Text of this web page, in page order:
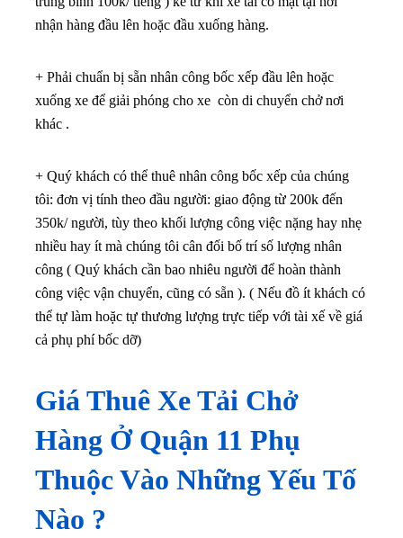
nhận hàng đầu lên hoặc đầu xuống hàng.
+ Phải chuẩn bị sẵn nhân công bốc xếp đầu lên hoặc
xuống xe để giải phóng cho xe còn di chuyển chở nơi
khác .
+ Quý khách có thể thuê nhân công bốc xếp của chúng
tôi: đơn vị tính theo đầu người: giao động từ 200k đến
350k/ người, tùy theo khối lượng công việc nặng hay nhẹ
nhiều hay ít mà chúng tôi cân đối bố trí số lượng nhân
công ( Quý khách cần bao nhiêu người để hoàn thành
công việc vận chuyển, cũng có sẵn ). ( Nếu đồ ít khách có
thể tự làm hoặc tự thương lượng trực tiếp với tài xế về giá
cả phụ phí bốc dỡ)
Giá Thuê Xe Tải Chở
Hàng Ở Quận 11 Phụ
Thuộc Vào Những Yếu Tố
Nào ?